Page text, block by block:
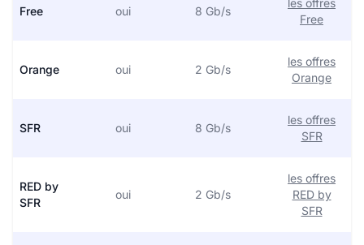
Free oui 8 Gb/s
les offres
Free
Orange oui 2 Gb/s
les offres
Orange
SFR oui 8 Gb/s
les offres
SFR
RED by
SFR
oui 2 Gb/s
les offres
RED by
SFR